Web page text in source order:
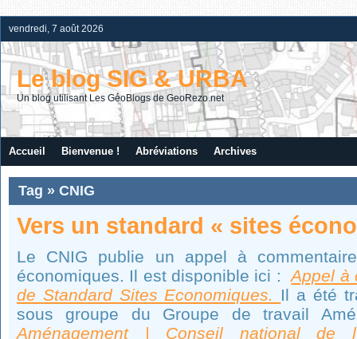
vendredi, 7 août 2026
Le blog SIG & URBA
Un blog utilisant Les GéoBlogs de GeoRezo.net
Accueil Bienvenue ! Abréviations Archives
Tag » CNIG
Vers un standard « sites
Le CNIG publie un appel à
économiques. Il est disponible ici :Appel à
de Standard Sites Economiques. Il a été
sous groupe du Groupe de travail
Aménagement | Conseil national de